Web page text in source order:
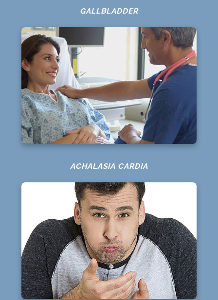
GALLBLADDER
ACHALASIA CARDIA